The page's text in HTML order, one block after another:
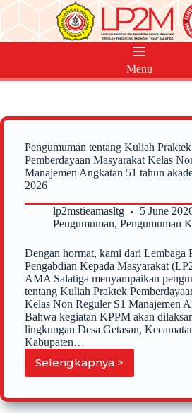
Skip
content
Menu
Pengumuman tentang Kuliah Praktek
Pemberdayaan Masyarakat Kelas
Manajemen Angkatan 51 tahun
2026
lp2mstieamasltg
5 June
Pengumuman, Pengumuman
Dengan hormat, kami dari Lembaga
Pengabdian Kepada Masyarakat
AMA Salatiga menyampaikan
tentang Kuliah Praktek
Kelas Non Reguler S1 Manajemen
Bahwa kegiatan KPPM akan
lingkungan Desa Getasan,
Kabupaten…
Selengkapnya >
Pengumuman
Kuliah
Praktek